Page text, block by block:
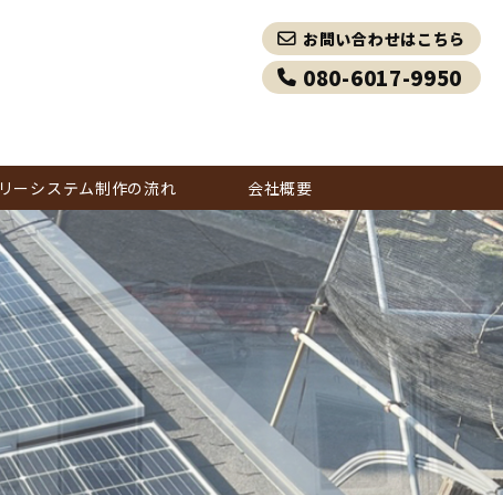
お問い合わせはこちら
080-6017-9950
ーシステム制作の流れ 会社概要